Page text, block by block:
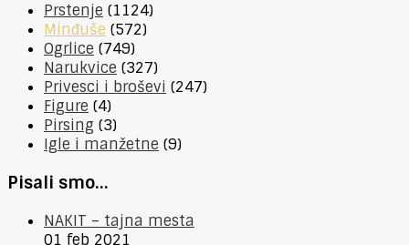
Prstenje (1124)
Minđuše (572)
Ogrlice (749)
Narukvice (327)
Privesci i broševi (247)
Figure (4)
Pirsing (3)
Igle i manžetne (9)
Pisali smo…
NAKIT – tajna mesta
01 feb 2021